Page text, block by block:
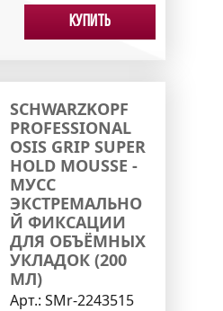
Купить
SCHWARZKOPF
PROFESSIONAL
OSIS GRIP SUPER
HOLD MOUSSE -
МУСС
ЭКСТРЕМАЛЬНО
Й ФИКСАЦИИ
ДЛЯ ОБЪЁМНЫХ
УКЛАДОК (200
МЛ)
Арт.: SMr-2243515